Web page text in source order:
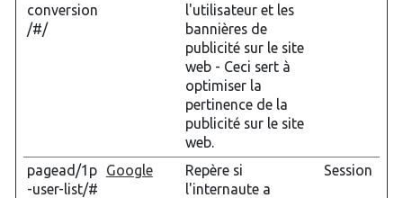
conversion
/#/
l'utilisateur et les
bannières de
publicité sur le site
web - Ceci sert à
optimiser la
pertinence de la
publicité sur le site
web.
pagead/1p
-user-list/#
Google
Repère si
l'internaute a
Session